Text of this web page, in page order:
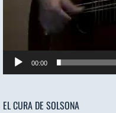
00:00
EL CURA DE SOLSONA